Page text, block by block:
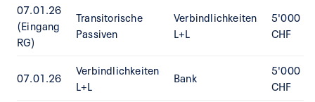
07.01.26
(Eingang
RG)
Transitorische
Passiven
Verbindlichkeiten
L+L
5'000
CHF
07.01.26
Verbindlichkeiten
L+L
Bank
5'000
CHF